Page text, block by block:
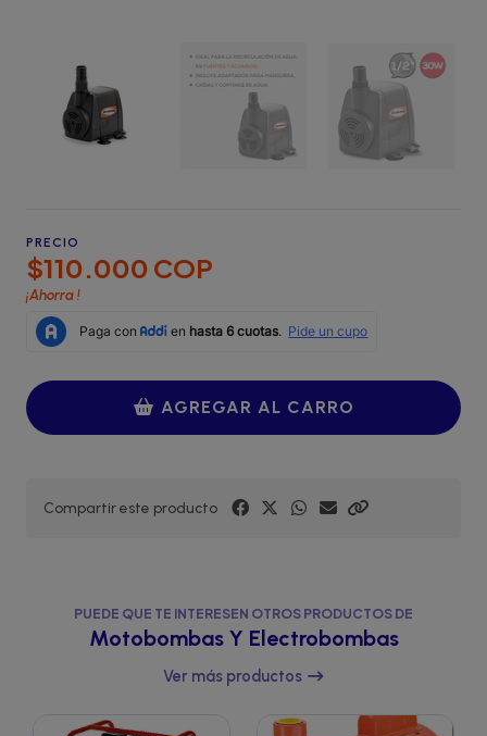
PRECIO
$110.000 COP
¡Ahorra!
AGREGAR AL CARRO
Compartir este producto
PUEDE QUE TE INTERESEN OTROS PRODUCTOS DE
Motobombas Y Electrobombas
Ver más productos